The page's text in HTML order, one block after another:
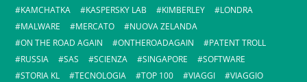
KAMCHATKA
KASPERSKY LAB KIMBERLEY
LONDRA
MALWARE
MERCATO
NUOVA ZELANDA
ON THE ROAD AGAIN
ONTHEROADAGAIN
PATENT TROLL
RUSSIA
SAS SCIENZA SINGAPORE
SOFTWARE
STORIA KL
TECNOLOGIA TOP 100 VIAGGI
VIAGGIO